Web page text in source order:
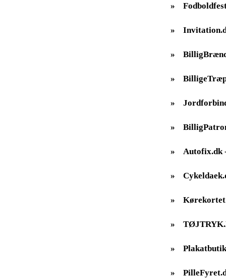
»
»
»
»
»
»
» Autofix.dk
»
»
»
»
»